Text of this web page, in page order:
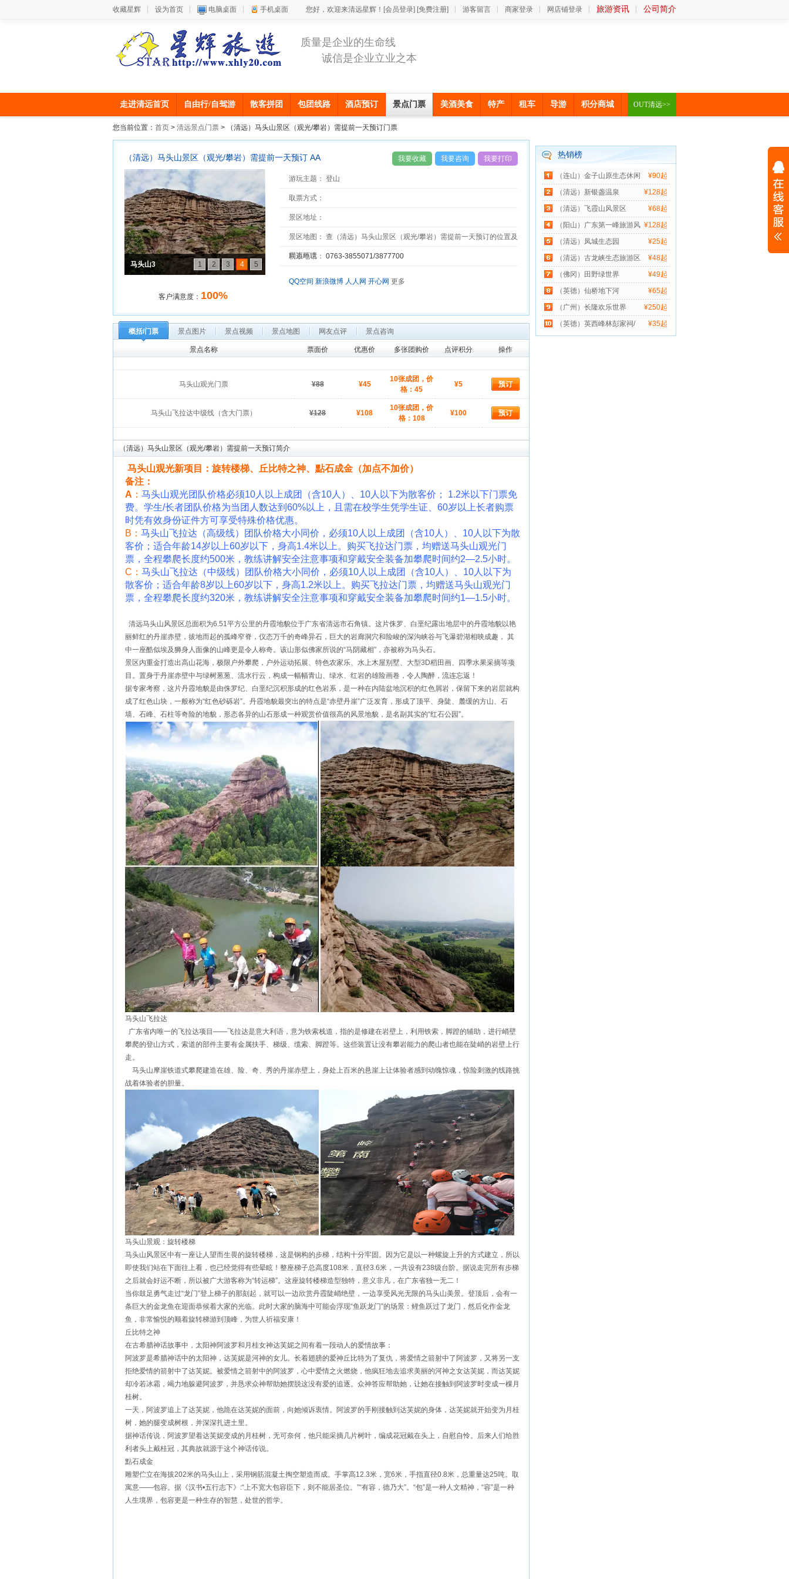
收藏星辉 设为首页 电脑桌面 手机桌面 您好，欢迎来清远星辉！ [会员登录] [免费注册] 游客留言 商家登录 网店铺登录 旅游资讯 公司简介
质量是企业的生命线
诚信是企业立业之本
走进清远首页 自由行/自驾游 散客拼团 包团线路 酒店预订 景点门票 美酒美食 特产 租车 导游 积分商城 OUT清远>>
您当前位置： 首页 > 清远景点门票 > （清远）马头山景区（观光/攀岩）需提前一天预订门票
我要收藏 我要咨询 我要打印
（清远）马头山景区（观光/攀岩）需提前一天预订 AA
马头山3 1 2 3 4 5
客户满意度： 100%
游玩主题： 登山
取票方式：
景区地址：
景区地图： 查（清远）马头山景区（观光/攀岩）需提前一天预订的位置及
周边环境
联系电话： 0763-3855071/3877700
QQ空间 新浪微博 人人网 开心网 更多
概括/门票 景点图片 景点视频 景点地图 网友点评 景点咨询
景点名称 票面价 优惠价 多张团购价 点评积分 操作
马头山观光门票 ¥88 ¥45
10张成团，价
格：45
¥5
马头山飞拉达中级线（含大门票） ¥128 ¥108
10张成团，价
格：108
¥100
（清远）马头山景区（观光/攀岩）需提前一天预订简介
马头山观光新项目：旋转楼梯、丘比特之神、點石成金（加点不加价）
备注：
A ： 马头山观光团队价格必须10人以上成团（含10人）、10人以下为散客价； 1.2米以下门票免
费。学生/长者团队价格为当团人数达到60%以上，且需在校学生凭学生证、60岁以上长者购票
时凭有效身份证件方可享受特殊价格优惠。
B ： 马头山飞拉达（高级线）团队价格大小同价，必须10人以上成团（含10人）、10人以下为散
客价；适合年龄14岁以上60岁以下，身高1.4米以上。购买飞拉达门票，均赠送马头山观光门
票，全程攀爬长度约500米，教练讲解安全注意事项和穿戴安全装备加攀爬时间约2—2.5小时。
C ： 马头山飞拉达（中级线）团队价格大小同价，必须10人以上成团（含10人）、10人以下为
散客价；适合年龄8岁以上60岁以下，身高1.2米以上。购买飞拉达门票，均赠送马头山观光门
票，全程攀爬长度约320米，教练讲解安全注意事项和穿戴安全装备加攀爬时间约1—1.5小时。
清远马头山风景区总面积为6.51平方公里的丹霞地貌位于广东省清远市石角镇。这片侏罗、白垩纪露出地层中的丹霞地貌以艳
丽鲜红的丹崖赤壁，拔地而起的孤峰窄脊，仪态万千的奇峰异石，巨大的岩廊洞穴和险峻的深沟峡谷与飞瀑碧湖相映成趣， 其
中一座酷似埃及狮身人面像的山峰更是令人称奇。该山形似佛家所说的“马阴藏相”，亦被称为马头石。
景区内重金打造出高山花海，极限户外攀爬，户外运动拓展、特色农家乐、水上木屋别墅、大型3D稻田画、四季水果采摘等项
目。置身于丹崖赤壁中与绿树葱葱、流水行云，构成一幅幅青山、绿水、红岩的雄险画卷，令人陶醉，流连忘返！
据专家考察，这片丹霞地貌是由侏罗纪、白垩纪沉积形成的红色岩系，是一种在内陆盆地沉积的红色屑岩，保留下来的岩层就构
成了红色山块，一般称为“红色砂砾岩”。丹霞地貌最突出的特点是“赤壁丹崖”广泛发育，形成了顶平、身陡、麓缓的方山、石
墙、石峰、石柱等奇险的地貌，形态各异的山石形成一种观赏价值很高的风景地貌，是名副其实的“红石公园”。
马头山飞拉达
广东省内唯一的飞拉达项目——飞拉达是意大利语，意为铁索栈道，指的是修建在岩壁上，利用铁索，脚蹬的辅助，进行峭壁
攀爬的登山方式，索道的部件主要有金属扶手、梯级、缆索、脚蹬等。这些装置让没有攀岩能力的爬山者也能在陡峭的岩壁上行
走。
马头山摩崖铁道式攀爬建造在雄、险、奇、秀的丹崖赤壁上，身处上百米的悬崖上让体验者感到动魄惊魂，惊险刺激的线路挑
战着体验者的胆量。
马头山景观：旋转楼梯
马头山风景区中有一座让人望而生畏的旋转楼梯，这是钢构的步梯，结构十分牢固。因为它是以一种螺旋上升的方式建立，所以
即使我们站在下面往上看，也已经觉得有些晕眩！整座梯子总高度108米，直径3.6米，一共设有238级台阶。据说走完所有步梯
之后就会好运不断，所以被广大游客称为“转运梯”。这座旋转楼梯造型独特，意义非凡，在广东省独一无二！
当你鼓足勇气走过“龙门”登上梯子的那刻起，就可以一边欣赏丹霞陡峭绝壁，一边享受风光无限的马头山美景。登顶后，会有一
条巨大的金龙鱼在迎面恭候着大家的光临。此时大家的脑海中可能会浮现“鱼跃龙门”的场景：鲤鱼跃过了龙门，然后化作金龙
鱼，非常愉悦的顺着旋转梯游到顶峰，为世人祈福安康！
丘比特之神
在古希腊神话故事中，太阳神阿波罗和月桂女神达芙妮之间有着一段动人的爱情故事：
阿波罗是希腊神话中的太阳神，达芙妮是河神的女儿。长着翅膀的爱神丘比特为了复仇，将爱情之箭射中了阿波罗，又将另一支
拒绝爱情的箭射中了达芙妮。被爱情之箭射中的阿波罗，心中爱情之火燃烧，他疯狂地去追求美丽的河神之女达芙妮，而达芙妮
却冷若冰霜，竭力地躲避阿波罗，并恳求众神帮助她摆脱这没有爱的追逐。众神答应帮助她，让她在接触到阿波罗时变成一棵月
桂树。
一天，阿波罗追上了达芙妮，他跪在达芙妮的面前，向她倾诉衷情。阿波罗的手刚接触到达芙妮的身体，达芙妮就开始变为月桂
树，她的腿变成树根，并深深扎进土里。
据神话传说，阿波罗望着达芙妮变成的月桂树，无可奈何，他只能采摘几片树叶，编成花冠戴在头上，自慰自怜。后来人们给胜
利者头上戴桂冠，其典故就源于这个神话传说。
點石成金
雕塑伫立在海拔202米的马头山上，采用钢筋混凝土掏空塑造而成。手掌高12.3米，宽6米，手指直径0.8米，总重量达25吨。取
寓意——包容。据《汉书•五行志下》:“上不宽大包容臣下，则不能居圣位。”“有容，德乃大”。“包”是一种人文精神，“容”是一种
人生境界，包容更是一种生存的智慧，处世的哲学。
热销榜
¥90起
（连山）金子山原生态休闲
¥128起
（清远）新银盏温泉
¥68起
（清远）飞霞山风景区
¥128起
（阳山）广东第一峰旅游风
¥25起
（清远）凤城生态园
¥48起
（清远）古龙峡生态旅游区
¥49起
（佛冈）田野绿世界
¥65起
（英德）仙桥地下河
¥250起
（广州）长隆欢乐世界
¥35起
（英德）英西峰林彭家祠/